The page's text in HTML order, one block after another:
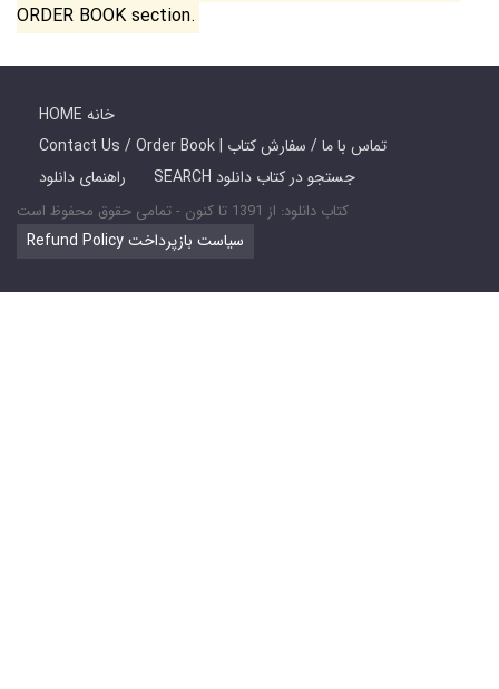
ORDER BOOK section.
HOME خانه
Contact Us / Order Book | تماس با ما / سفارش کتاب
راهنمای دانلود
SEARCH جستجو در کتاب دانلود
کتاب دانلود: از 1391 تا کنون - تمامی حقوق محفوظ است
Refund Policy سیاست بازپرداخت